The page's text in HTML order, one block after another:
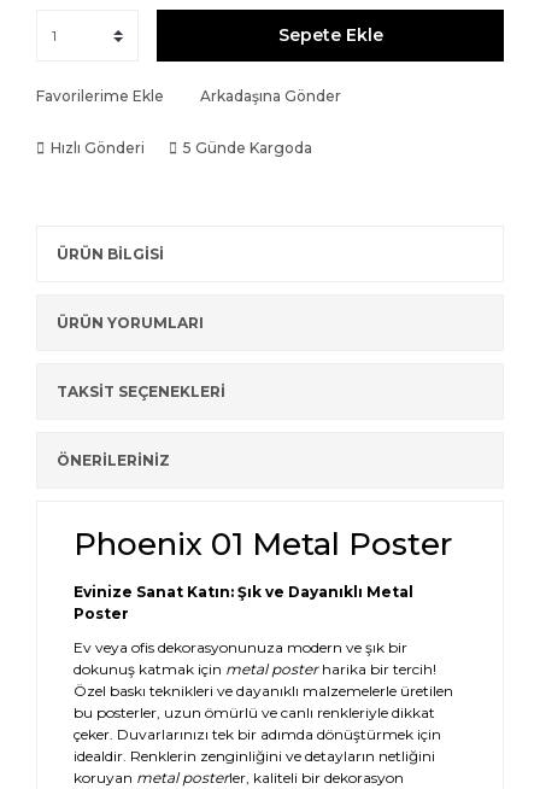
Sepete Ekle
Favorilerime Ekle Arkadaşına Gönder
Hızlı Gönderi 5 Günde Kargoda
ÜRÜN BİLGİSİ
ÜRÜN YORUMLARI
TAKSİT SEÇENEKLERİ
ÖNERİLERİNİZ
Phoenix 01 Metal Poster
Evinize Sanat Katın: Şık ve Dayanıklı Metal
Poster
Ev veya ofis dekorasyonunuza modern ve şık bir
dokunuş katmak için metal posterharika bir tercih!
Özel baskı teknikleri ve dayanıklı malzemelerle üretilen
bu posterler, uzun ömürlü ve canlı renkleriyle dikkat
çeker. Duvarlarınızı tek bir adımda dönüştürmek için
idealdir. Renklerin zenginliğini ve detayların netliğini
koruyan metal posterler, kaliteli bir dekorasyon